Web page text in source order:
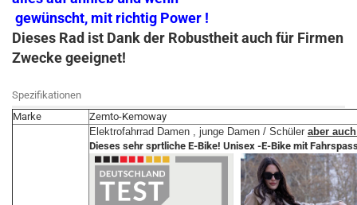
gewünscht, mit richtig Power !
Dieses Rad ist Dank der Robustheit auch für Firmen
Zwecke geeignet!
Spezifikationen
Marke
Zemto-Kemoway
Elektrofahrrad Damen , junge Damen / Schüler aber
Dieses sehr sprtliche E-Bike! Unisex -E-Bike mit